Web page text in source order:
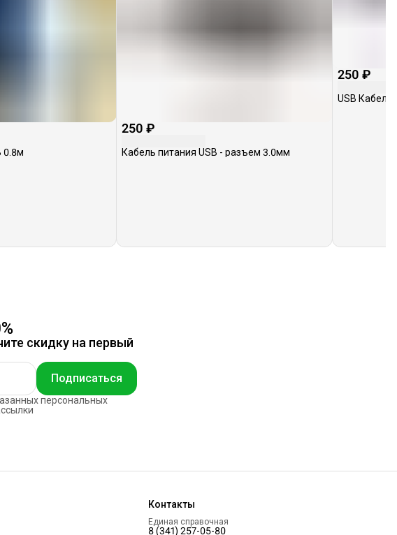
0.8м
250 ₽
Кабель питания USB - разъем 3.0мм
250 ₽
USB Кабель
скидку на первый
Подписаться
персональных
Контакты
Единая справочная
8 (341) 257-05-80